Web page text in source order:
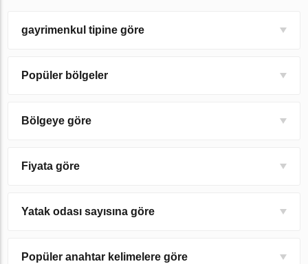
gayrimenkul tipine göre
Popüler bölgeler
Bölgeye göre
Fiyata göre
Yatak odası sayısına göre
Popüler anahtar kelimelere göre